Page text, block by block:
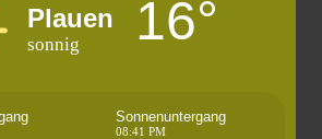
Plauen
sonnig 16°
Sonnenuntergang
08:41 PM